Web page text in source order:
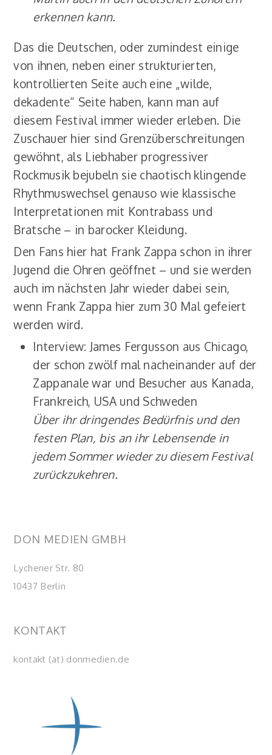
erkennen kann.
Das die Deutschen, oder zumindest einige
von ihnen, neben einer strukturierten,
kontrollierten Seite auch eine „wilde,
dekadente“ Seite haben, kann man auf
diesem Festival immer wieder erleben. Die
Zuschauer hier sind Grenzüberschreitungen
gewöhnt, als Liebhaber progressiver
Rockmusik bejubeln sie chaotisch klingende
Rhythmuswechsel genauso wie klassische
Interpretationen mit Kontrabass und
Bratsche – in barocker Kleidung.
Den Fans hier hat Frank Zappa schon in ihrer
Jugend die Ohren geöffnet – und sie werden
auch im nächsten Jahr wieder dabei sein,
wenn Frank Zappa hier zum 30 Mal gefeiert
werden wird.
Interview: James Fergusson aus Chicago,
der schon zwölf mal nacheinander auf der
Zappanale war und Besucher aus Kanada,
Frankreich, USA und Schweden
Über ihr dringendes Bedürfnis und den
festen Plan, bis an ihr Lebensende in
jedem Sommer wieder zu diesem Festival
zurückzukehren.
DON MEDIEN GMBH
Lychener Str. 80
10437 Berlin
KONTAKT
kontakt (at) donmedien.de